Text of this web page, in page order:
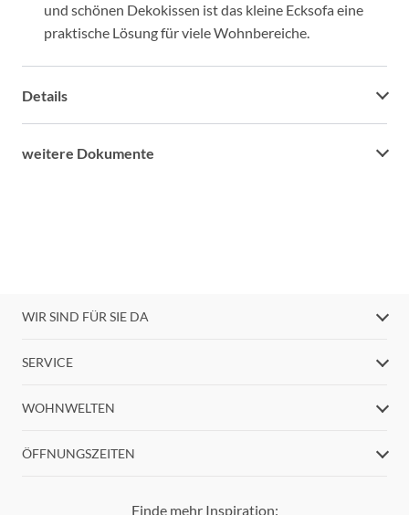
und schönen Dekokissen ist das kleine Ecksofa eine
praktische Lösung für viele Wohnbereiche.
Details
weitere Dokumente
WIR SIND FÜR SIE DA
SERVICE
WOHNWELTEN
ÖFFNUNGSZEITEN
Finde mehr Inspiration: